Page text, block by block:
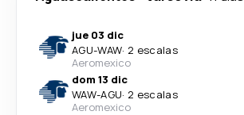
jue 03 dic
AGU-WAW· 2 escalas
Aeromexico
dom 13 dic
WAW-AGU· 2 escalas
Aeromexico